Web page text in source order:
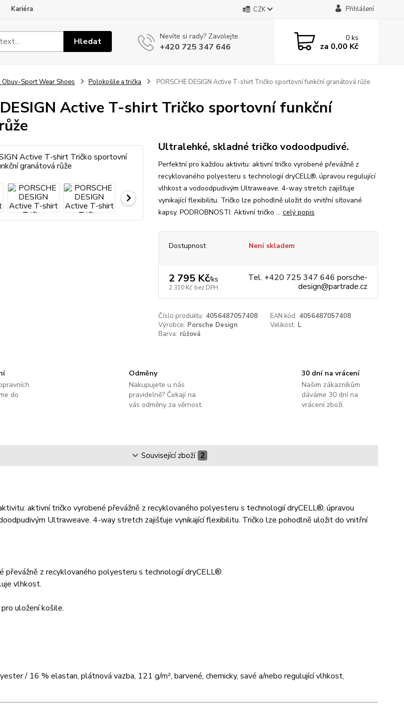
Kariéra CZK Přihlášení
Hledat Nevíte si rady? Zavolejte.
+420 725 347 646
0ks
za 0,00 Kč
Sport Wear Shoes Polokošile a trička PORSCHE DESIGN Active T-shirt Tričko sportovní funkční granátová růže
DESIGN Active T-shirt Tričko sportovní funkční
Ultralehké, skladné tričko vodoodpudivé.
Perfektní pro každou aktivitu: aktivní tričko vyrobené převážně z
recyklovaného polyesteru s technologií dryCELL®, úpravou regulující
vlhkost a vodoodpudivým Ultraweave. 4-way stretch zajišťuje
vynikající flexibilitu. Tričko lze pohodlně uložit do vnitřní síťované
kapsy. PODROBNOSTI: Aktivní tričko ... celý popis
Dostupnost Není skladem
2 795 Kč/ks
2 310 Kč bez DPH
Tel. +420 725 347 646 porsche-
design@partrade.cz
Číslo produktu: 4056487057408 EAN kód: 4056487057408
Výrobce: Porsche Design Velikost: L
Barva: růžová
do
Odměny
Nakupujete u nás
pravidelně? Čekají na
vás odměny za věrnost.
30 dní na vrácení
Našim zákazníkům
dáváme 30 dní na
vrácení zboží.
Související zboží 2
aktivní tričko vyrobené převážně z recyklovaného polyesteru s technologií dryCELL®, úpravou
Ultraweave. 4-way stretch zajišťuje vynikající flexibilitu. Tričko lze pohodlně uložit do vnitřní
převážně z recyklovaného polyesteru s technologií dryCELL®.
vlhkost.
uložení košile.
/ 16 % elastan, plátnová vazba, 121 g/m², barvené, chemicky, savé a/nebo regulující vlhkost,